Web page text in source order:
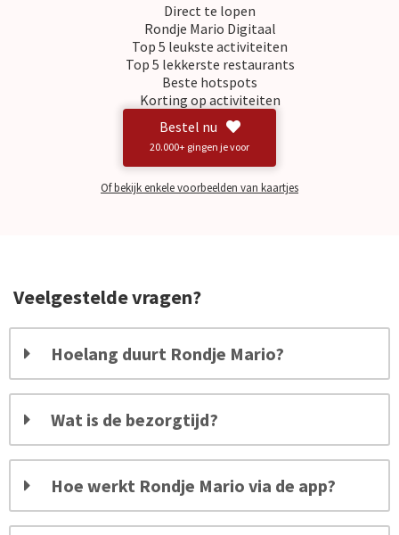
Direct te lopen
Rondje Mario Digitaal
Top 5 leukste activiteiten
Top 5 lekkerste restaurants
Beste hotspots
Korting op activiteiten
Bestel nu
20.000+ gingen je voor
Of bekijk enkele voorbeelden van kaartjes
Veelgestelde vragen?
Hoelang duurt Rondje Mario?
Wat is de bezorgtijd?
Hoe werkt Rondje Mario via de app?